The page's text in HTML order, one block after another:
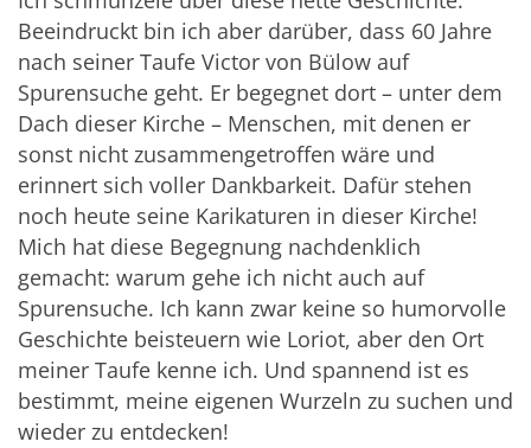
Beeindruckt bin ich aber darüber, dass 60 Jahre
nach seiner Taufe Victor von Bülow auf
Spurensuche geht. Er begegnet dort – unter dem
Dach dieser Kirche – Menschen, mit denen er
sonst nicht zusammengetroffen wäre und
erinnert sich voller Dankbarkeit. Dafür stehen
noch heute seine Karikaturen in dieser Kirche!
Mich hat diese Begegnung nachdenklich
gemacht: warum gehe ich nicht auch auf
Spurensuche. Ich kann zwar keine so humorvolle
Geschichte beisteuern wie Loriot, aber den Ort
meiner Taufe kenne ich. Und spannend ist es
bestimmt, meine eigenen Wurzeln zu suchen und
wieder zu entdecken!